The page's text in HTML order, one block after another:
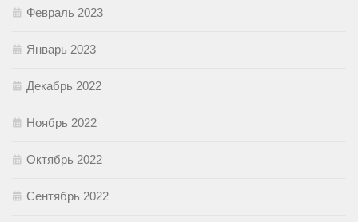
Февраль 2023
Январь 2023
Декабрь 2022
Ноябрь 2022
Октябрь 2022
Сентябрь 2022